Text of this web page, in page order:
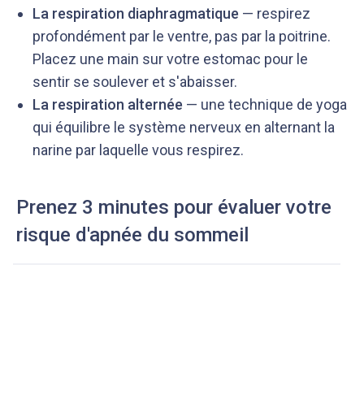
La respiration diaphragmatique — respirez
profondément par le ventre, pas par la poitrine.
Placez une main sur votre estomac pour le
sentir se soulever et s'abaisser.
La respiration alternée — une technique de yoga
qui équilibre le système nerveux en alternant la
narine par laquelle vous respirez.
Prenez 3 minutes pour évaluer votre
risque d'apnée du sommeil